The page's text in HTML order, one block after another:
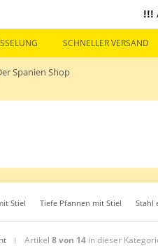
!!!
SCHNELLER VERSAND
Stiel Tiefe Pfannen mit Stiel Stahl
| Artikel 8 von 14 in dieser